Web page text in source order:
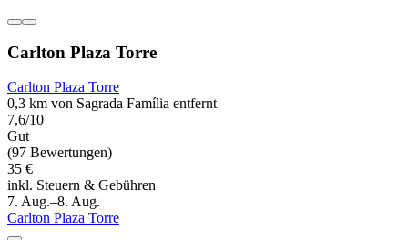
Carlton Plaza Torre
Carlton Plaza Torre
0,3 km von Sagrada Família entfernt
7,6/10
Gut
(97 Bewertungen)
35 €
inkl. Steuern & Gebühren
7. Aug.–8. Aug.
Carlton Plaza Torre